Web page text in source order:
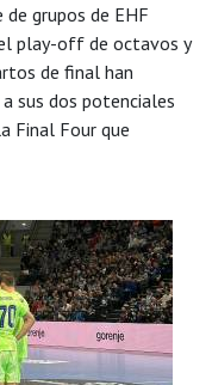
grupos de EHF
play-off de octavos y
de final han
sus dos potenciales
Final Four que